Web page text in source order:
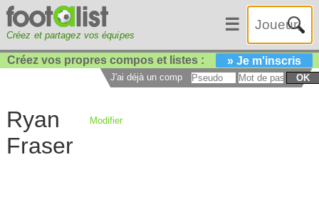
Créez et partagez vos équipes
☰
Créez vos propres compos et listes : » Je m'inscris
J'ai déjà un compte : OK
Ryan
Fraser
Modifier